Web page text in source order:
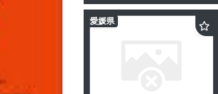
愛媛県